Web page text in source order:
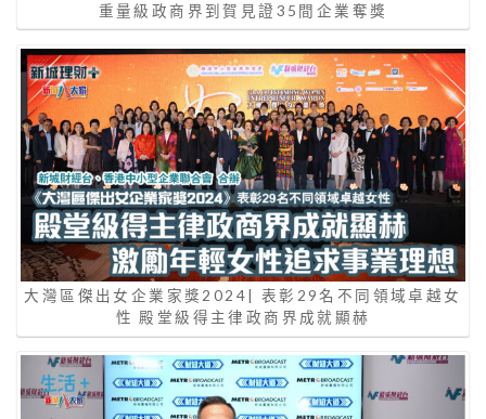
重量級政商界到賀見證35間企業奪獎
大灣區傑出女企業家獎2024| 表彰29名不同領域卓越女
性 殿堂級得主律政商界成就顯赫